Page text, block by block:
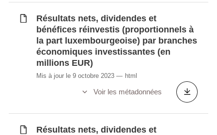
Résultats nets, dividendes et
bénéfices réinvestis (proportionnels à
la part luxembourgeoise) par branches
économiques investissantes (en
millions EUR)
Mis à jour le 9 octobre 2023 html
Voir les métadonnées
Résultats nets, dividendes et